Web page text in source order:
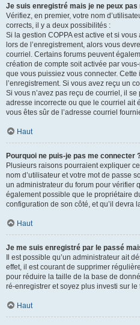
Je suis enregistré mais je ne peux pas
Vérifiez, en premier, votre nom
corrects, il y a deux possibilités :
Si la gestion COPPA est active et si
lors de l’enregistrement, alors vous
courriel. Certains forums peuvent
création de compte soit activée par
que vous puissiez vous connecter.
l’enregistrement. Si vous avez reçu un
Si vous n’avez pas reçu de courriel, il
adresse incorrecte ou que le courriel ait
vous êtes sûr de l’adresse courriel
Haut
Pourquoi ne puis-je pas me connecter
Plusieurs raisons pourraient expliquer
nom d’utilisateur et votre mot de passe
un administrateur du forum pour vérifier
également possible que le propriétaire
configuration de son côté, et qu’il devra
Haut
Je me suis enregistré par le passé
Il est possible qu’un administrateur ait
effet, il est courant de supprimer
pour réduire la taille de la base de
ré-enregistrer et soyez plus investi sur le
Haut